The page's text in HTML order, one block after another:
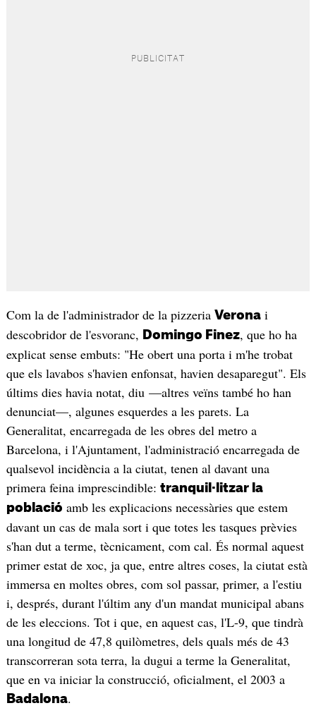
Com la de l'administrador de la pizzeria Veronai
descobridor de l'esvoranc, Domingo Finez, que ho ha
explicat sense embuts: "He obert una porta i m'he trobat
que els lavabos s'havien enfonsat, havien desaparegut". Els
últims dies havia notat, diu —altres veïns també ho han
denunciat—, algunes esquerdes a les parets. La
Generalitat, encarregada de les obres del metro a
Barcelona, i l'Ajuntament, l'administració encarregada de
qualsevol incidència a la ciutat, tenen al davant una
primera feina imprescindible: tranquil·litzar la
població amb les explicacions necessàries que estem
davant un cas de mala sort i que totes les tasques prèvies
s'han dut a terme, tècnicament, com cal. És normal aquest
primer estat de xoc, ja que, entre altres coses, la ciutat està
immersa en moltes obres, com sol passar, primer, a l'estiu
i, després, durant l'últim any d'un mandat municipal abans
de les eleccions. Tot i que, en aquest cas, l'L-9, que tindrà
una longitud de 47,8 quilòmetres, dels quals més de 43
transcorreran sota terra, la dugui a terme la Generalitat,
que en va iniciar la construcció, oficialment, el 2003 a
Badalona.